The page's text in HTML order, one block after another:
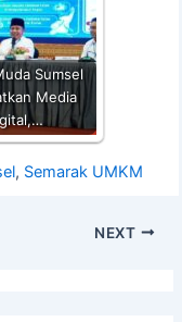
Sumsel
Media
, Semarak UMKM
NEXT